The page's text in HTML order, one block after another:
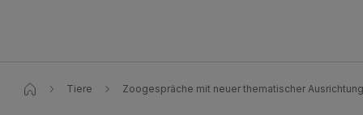
Tiere Zoogespräche mit neuer thematischer Ausrichtung